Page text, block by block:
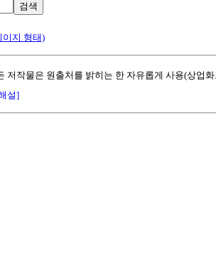
검색
이지 형태)
저작물은 원출처를 밝히는 한 자유롭게 사용(상업
설]